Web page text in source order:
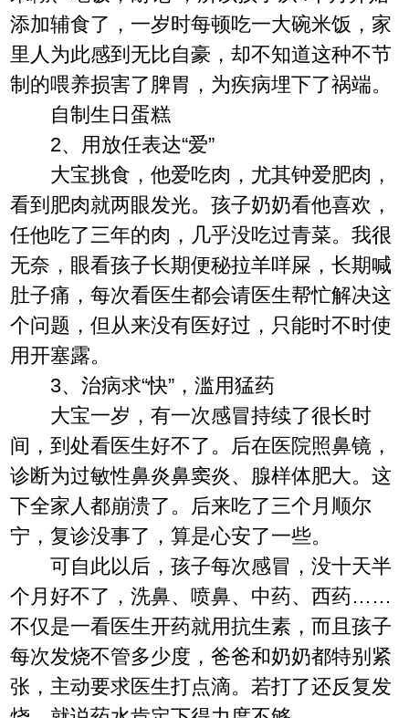
添加辅食了，一岁时每顿吃一大碗米饭，家
里人为此感到无比自豪，却不知道这种不节
制的喂养损害了脾胃，为疾病埋下了祸端。
自制生日蛋糕
2、用放任表达“爱”
大宝挑食，他爱吃肉，尤其钟爱肥肉，
看到肥肉就两眼发光。孩子奶奶看他喜欢，
任他吃了三年的肉，几乎没吃过青菜。我很
无奈，眼看孩子长期便秘拉羊咩屎，长期喊
肚子痛，每次看医生都会请医生帮忙解决这
个问题，但从来没有医好过，只能时不时使
用开塞露。
3、治病求“快”，滥用猛药
大宝一岁，有一次感冒持续了很长时
间，到处看医生好不了。后在医院照鼻镜，
诊断为过敏性鼻炎鼻窦炎、腺样体肥大。这
下全家人都崩溃了。后来吃了三个月顺尔
宁，复诊没事了，算是心安了一些。
可自此以后，孩子每次感冒，没十天半
个月好不了，洗鼻、喷鼻、中药、西药……
不仅是一看医生开药就用抗生素，而且孩子
每次发烧不管多少度，爸爸和奶奶都特别紧
张，主动要求医生打点滴。若打了还反复发